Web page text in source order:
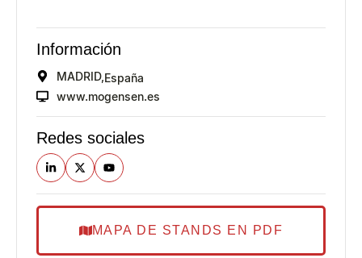
Información
MADRID, España
www.mogensen.es
Redes sociales
MAPA DE STANDS EN PDF